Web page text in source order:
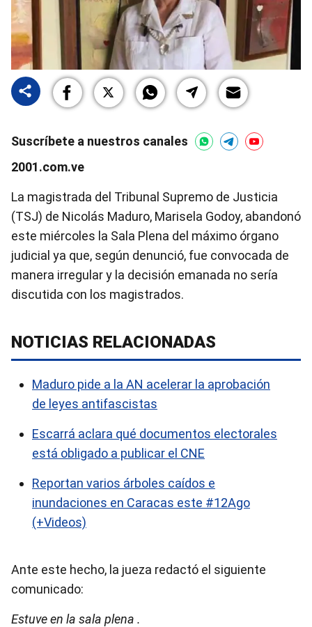
Suscríbete a nuestros canales
2001.com.ve
La magistrada del Tribunal Supremo de Justicia
(TSJ) de Nicolás Maduro, Marisela Godoy, abandonó
este miércoles la Sala Plena del máximo órgano
judicial ya que, según denunció, fue convocada de
manera irregular y la decisión emanada no sería
discutida con los magistrados.
NOTICIAS RELACIONADAS
Maduro pide a la AN acelerar la aprobación
de leyes antifascistas
Escarrá aclara qué documentos electorales
está obligado a publicar el CNE
Reportan varios árboles caídos e
inundaciones en Caracas este #12Ago
(+Videos)
Ante este hecho, la jueza redactó el siguiente
comunicado:
Estuve en la sala plena .